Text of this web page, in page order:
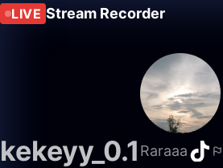
LIVE Stream Recorder
kekeyy_0.1 Raraaa